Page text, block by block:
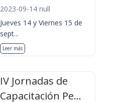
2023-09-14 null
Jueves 14 y Viernes 15 de
sept...
Leer más
IV Jornadas de
Capacitación Pe...